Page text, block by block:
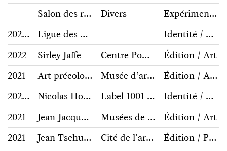
Salon des refusés
Divers
Expérimentations / Hors commerce
2021/2023
Ligue des droits de l’Homme
Identité / Communication
2022
Sirley Jaffe Centre Pompidou / Bernard Chauveau éditions
Édition / Art
2021
Art précolombien Musée d’art moderne et contemporain de Saint-Etienne / Bernard Chauveau
Édition / Archive, collection, histoire
2022-2023
Nicolas Horvath Discoveries Label 1001 notes
Identité / Communication
2021
Jean-Jacques Henner Musées de la ville de Strasbourg
Édition / Art
2021
Jean Tschumi Cité de l'architecture et du patrimoine / Bernard Chauveau éditions
Édition / Photographie, architecture